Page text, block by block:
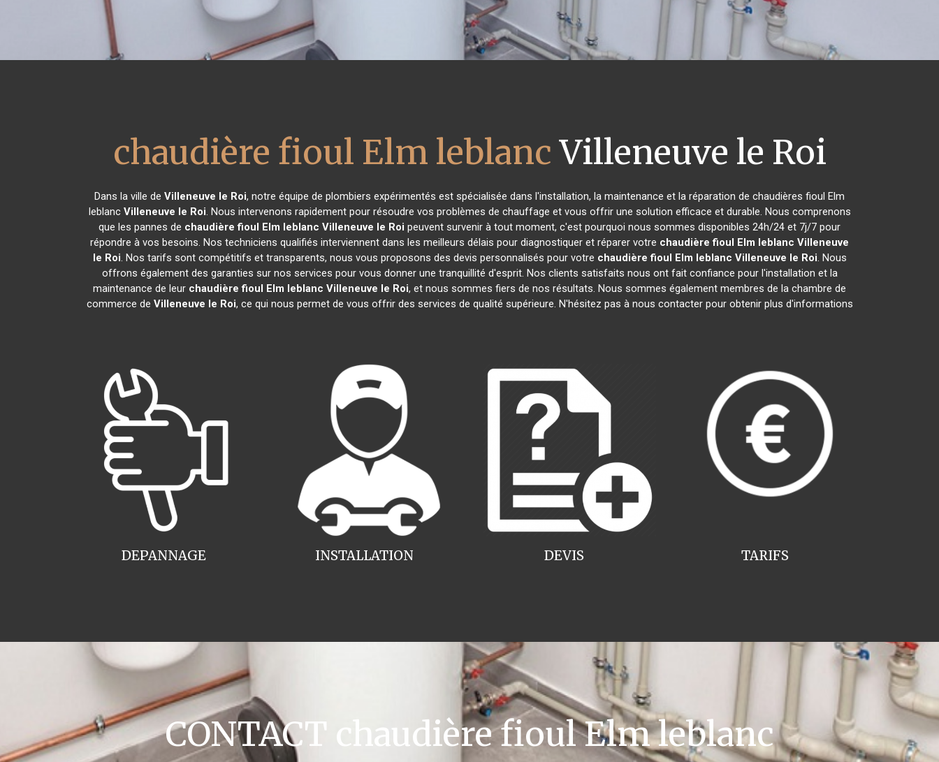
chaudière fioul Elm leblanc Villeneuve le Roi
Dans la ville de Villeneuve le Roi, notre équipe de plombiers expérimentés est spécialisée dans l'installation, la maintenance et la réparation de chaudières fioul Elm
leblanc Villeneuve le Roi. Nous intervenons rapidement pour résoudre vos problèmes de chauffage et vous offrir une solution efficace et durable. Nous comprenons
que les pannes de chaudière fioul Elm leblanc Villeneuve le Roi peuvent survenir à tout moment, c'est pourquoi nous sommes disponibles 24h/24 et 7j/7 pour
répondre à vos besoins. Nos techniciens qualifiés interviennent dans les meilleurs délais pour diagnostiquer et réparer votre chaudière fioul Elm leblanc Villeneuve
le Roi. Nos tarifs sont compétitifs et transparents, nous vous proposons des devis personnalisés pour votre chaudière fioul Elm leblanc Villeneuve le Roi. Nous
offrons également des garanties sur nos services pour vous donner une tranquillité d'esprit. Nos clients satisfaits nous ont fait confiance pour l'installation et la
maintenance de leur chaudière fioul Elm leblanc Villeneuve le Roi, et nous sommes fiers de nos résultats. Nous sommes également membres de la chambre de
commerce de Villeneuve le Roi, ce qui nous permet de vous offrir des services de qualité supérieure. N'hésitez pas à nous contacter pour obtenir plus d'informations
INSTALLATION
DEPANNAGE TARIFS
DEVIS
CONTACT chaudière fioul Elm leblanc